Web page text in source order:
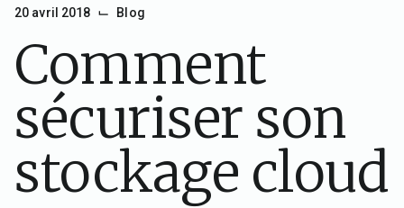
20 avril 2018 ⌙ Blog
Comment
sécuriser son
stockage cloud